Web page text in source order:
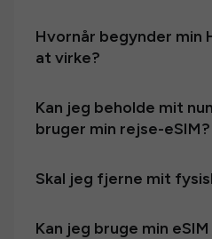
Hvornår begynder min
at virke?
Kan jeg beholde mit
bruger min rejse-eSIM?
Skal jeg fjerne mit
Kan jeg bruge min